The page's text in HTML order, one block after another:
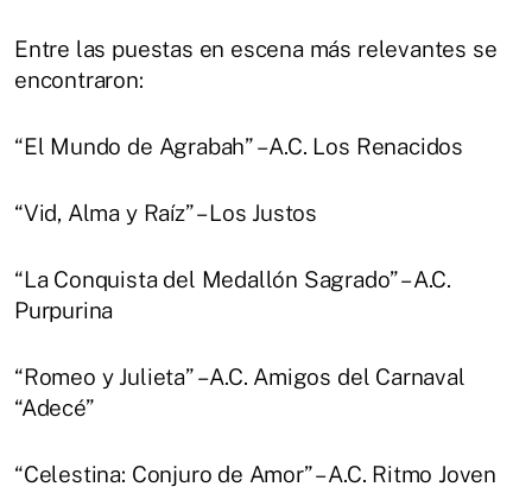
Entre las puestas en escena más relevantes se
encontraron:
“El Mundo de Agrabah” – A.C. Los Renacidos
“Vid, Alma y Raíz” – Los Justos
“La Conquista del Medallón Sagrado” – A.C.
Purpurina
“Romeo y Julieta” – A.C. Amigos del Carnaval
“Adecé”
“Celestina: Conjuro de Amor” – A.C. Ritmo Joven